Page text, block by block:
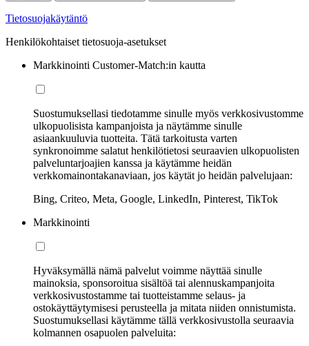
Tietosuojakäytäntö
Henkilökohtaiset tietosuoja-asetukset
Markkinointi Customer-Match:in kautta
Suostumuksellasi tiedotamme sinulle myös verkkosivustomme
ulkopuolisista kampanjoista ja näytämme sinulle
asiaankuuluvia tuotteita. Tätä tarkoitusta varten
synkronoimme salatut henkilötietosi seuraavien ulkopuolisten
palveluntarjoajien kanssa ja käytämme heidän
verkkomainontakanaviaan, jos käytät jo heidän palvelujaan:
Bing, Criteo, Meta, Google, LinkedIn, Pinterest, TikTok
Markkinointi
Hyväksymällä nämä palvelut voimme näyttää sinulle
mainoksia, sponsoroitua sisältöä tai alennuskampanjoita
verkkosivustostamme tai tuotteistamme selaus- ja
ostokäyttäytymisesi perusteella ja mitata niiden onnistumista.
Suostumuksellasi käytämme tällä verkkosivustolla seuraavia
kolmannen osapuolen palveluita: